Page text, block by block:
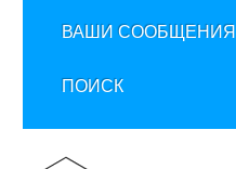
ВАШИ СООБЩЕНИЯ
ПОИСК